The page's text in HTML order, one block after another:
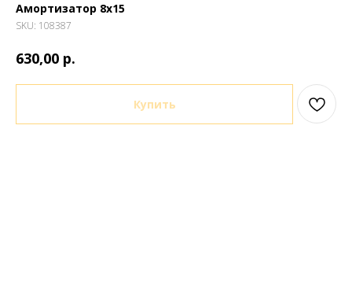
Амортизатор 8х15
SKU: 108387
630,00 р.
Купить